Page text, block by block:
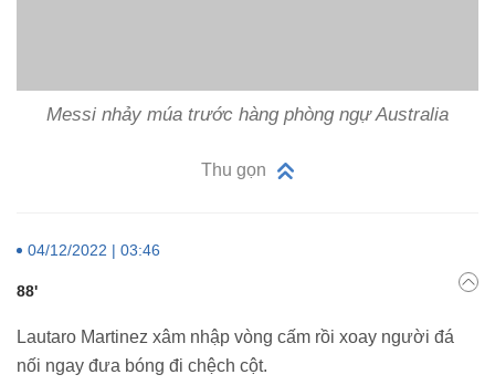
Messi nhảy múa trước hàng phòng ngự Australia
Thu gọn
04/12/2022 | 03:46
88'
Lautaro Martinez xâm nhập vòng cấm rồi xoay người đá
nối ngay đưa bóng đi chệch cột.